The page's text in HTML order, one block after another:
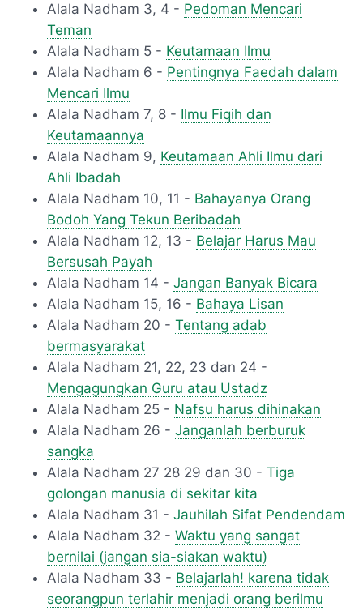
Alala Nadham 3, 4 - Pedoman Mencari
Teman
Alala Nadham 5 - Keutamaan Ilmu
Alala Nadham 6 - Pentingnya Faedah dalam
Mencari Ilmu
Alala Nadham 7, 8 - Ilmu Fiqih dan
Keutamaannya
Alala Nadham 9, Keutamaan Ahli Ilmu dari
Ahli Ibadah
Alala Nadham 10, 11 - Bahayanya Orang
Bodoh Yang Tekun Beribadah
Alala Nadham 12, 13 - Belajar Harus Mau
Bersusah Payah
Alala Nadham 14 - Jangan Banyak Bicara
Alala Nadham 15, 16 - Bahaya Lisan
Alala Nadham 20 - Tentang adab
bermasyarakat
Alala Nadham 21, 22, 23 dan 24 -
Mengagungkan Guru atau Ustadz
Alala Nadham 25 - Nafsu harus dihinakan
Alala Nadham 26 - Janganlah berburuk
sangka
Alala Nadham 27 28 29 dan 30 - Tiga
golongan manusia di sekitar kita
Alala Nadham 31 - Jauhilah Sifat Pendendam
Alala Nadham 32 - Waktu yang sangat
bernilai (jangan sia-siakan waktu)
Alala Nadham 33 - Belajarlah! karena tidak
seorangpun terlahir menjadi orang berilmu